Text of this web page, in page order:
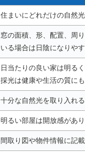
住まいにどれだけの自然
窓の面積、形、配置、周
いる場合は日陰になりやす
日当たりの良い家は明る
採光は健康や生活の質にも
十分な自然光を取り入れ
明るい部屋は開放感があ
間取り図や物件情報に記